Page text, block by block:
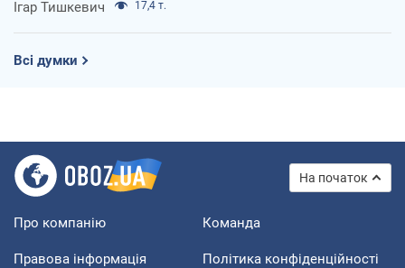
Ігар Тишкевич 17,4 т.
Всі думки
На початок
Про компанію Команда
Правова інформація Політика конфіденційності